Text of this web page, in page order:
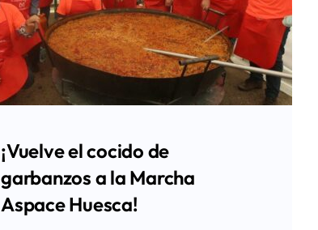
¡Vuelve el cocido de
garbanzos a la Marcha
Aspace Huesca!